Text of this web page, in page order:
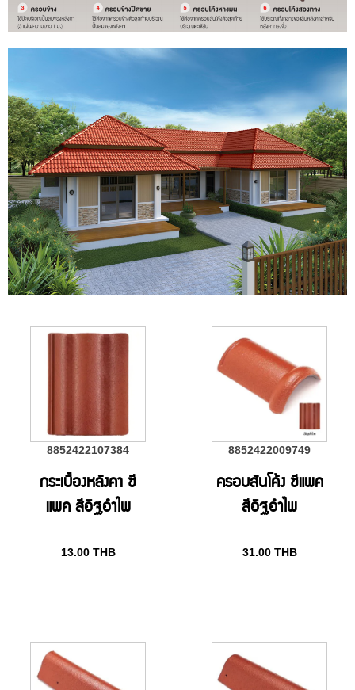
8852422107384
กระเบื้องหลังคา ซี
แพค สีอิฐอำไพ
13.00 THB
8852422009749
ครอบสันโค้ง ซีแพค
สีอิฐอำไพ
31.00 THB